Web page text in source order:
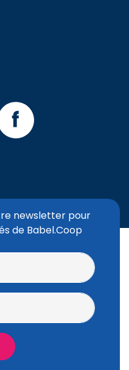
newsletter pour
de Babel.Coop